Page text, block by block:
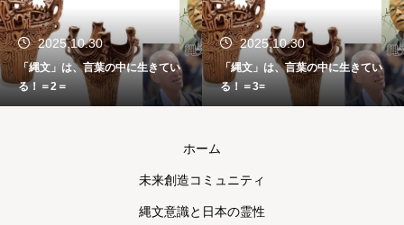
2025.10.30
「縄文」は、言葉の中に生きてい
る！＝2＝
2025.10.30
「縄文」は、言葉の中に生きてい
る！＝3=
ホーム
未来創造コミュニティ
縄文意識と日本の霊性